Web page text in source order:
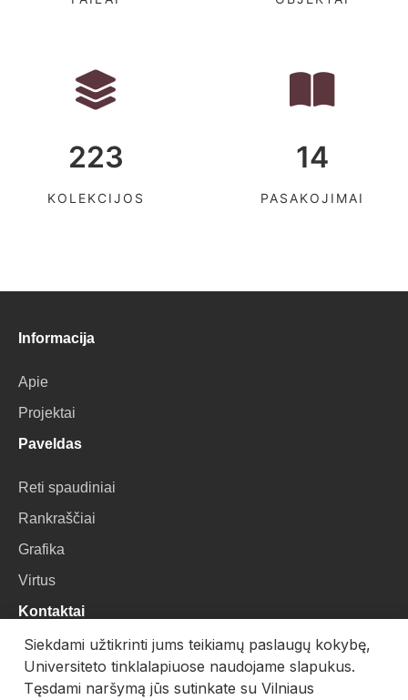
223
KOLEKCIJOS
14
PASAKOJIMAI
Informacija
Apie
Projektai
Paveldas
Reti spaudiniai
Rankraščiai
Grafika
Virtus
Kontaktai
VU Biblioteka
Universiteto g. 3, LT-01122, Vilnius
Siekdami užtikrinti jums teikiamų paslaugų kokybę,
Universiteto tinklalapiuose naudojame slapukus.
Tęsdami naršymą jūs sutinkate su Vilniaus